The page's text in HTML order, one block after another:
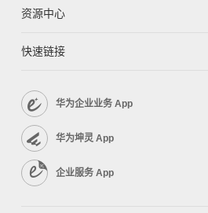
资源中心
快速链接
华为企业业务 App
华为坤灵 App
企业服务 App